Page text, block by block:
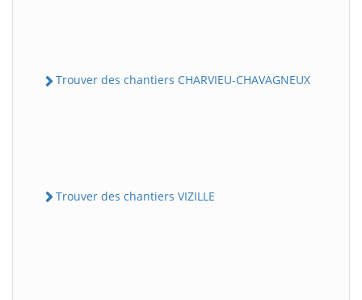
Trouver des chantiers CHARVIEU-CHAVAGNEUX
Trouver des chantiers VIZILLE